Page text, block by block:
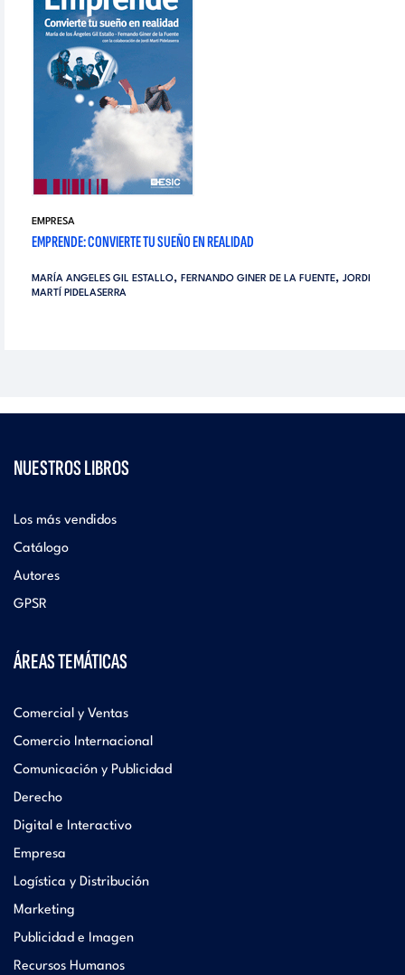
EMPRESA
EMPRENDE: CONVIERTE TU SUEÑO EN REALIDAD
MARÍA ANGELES GIL ESTALLO, FERNANDO GINER DE LA FUENTE, JORDI
MARTÍ PIDELASERRA
NUESTROS LIBROS
Los más vendidos
Catálogo
Autores
GPSR
ÁREAS TEMÁTICAS
Comercial y Ventas
Comercio Internacional
Comunicación y Publicidad
Derecho
Digital e Interactivo
Empresa
Logística y Distribución
Marketing
Publicidad e Imagen
Recursos Humanos